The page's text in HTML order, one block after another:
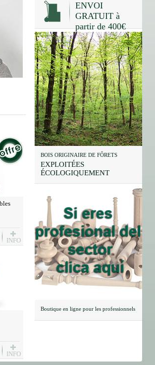
INFO
INFO
ENVOI
GRATUIT à
partir de 400€
BOIS ORIGINAIRE DE FÔRETS
EXPLOITÉES
ÉCOLOGIQUEMENT
Boutique en ligne pour les professionnels